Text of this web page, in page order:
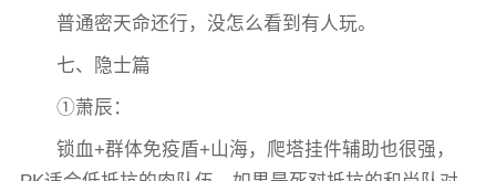
普通密天命还行，没怎么看到有人玩。
七、隐士篇
①萧辰：
锁血+群体免疫盾+山海，爬塔挂件辅助也很强，